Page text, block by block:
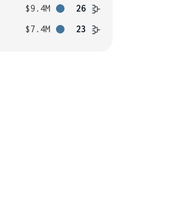
$9.4M
26
$7.4M 23